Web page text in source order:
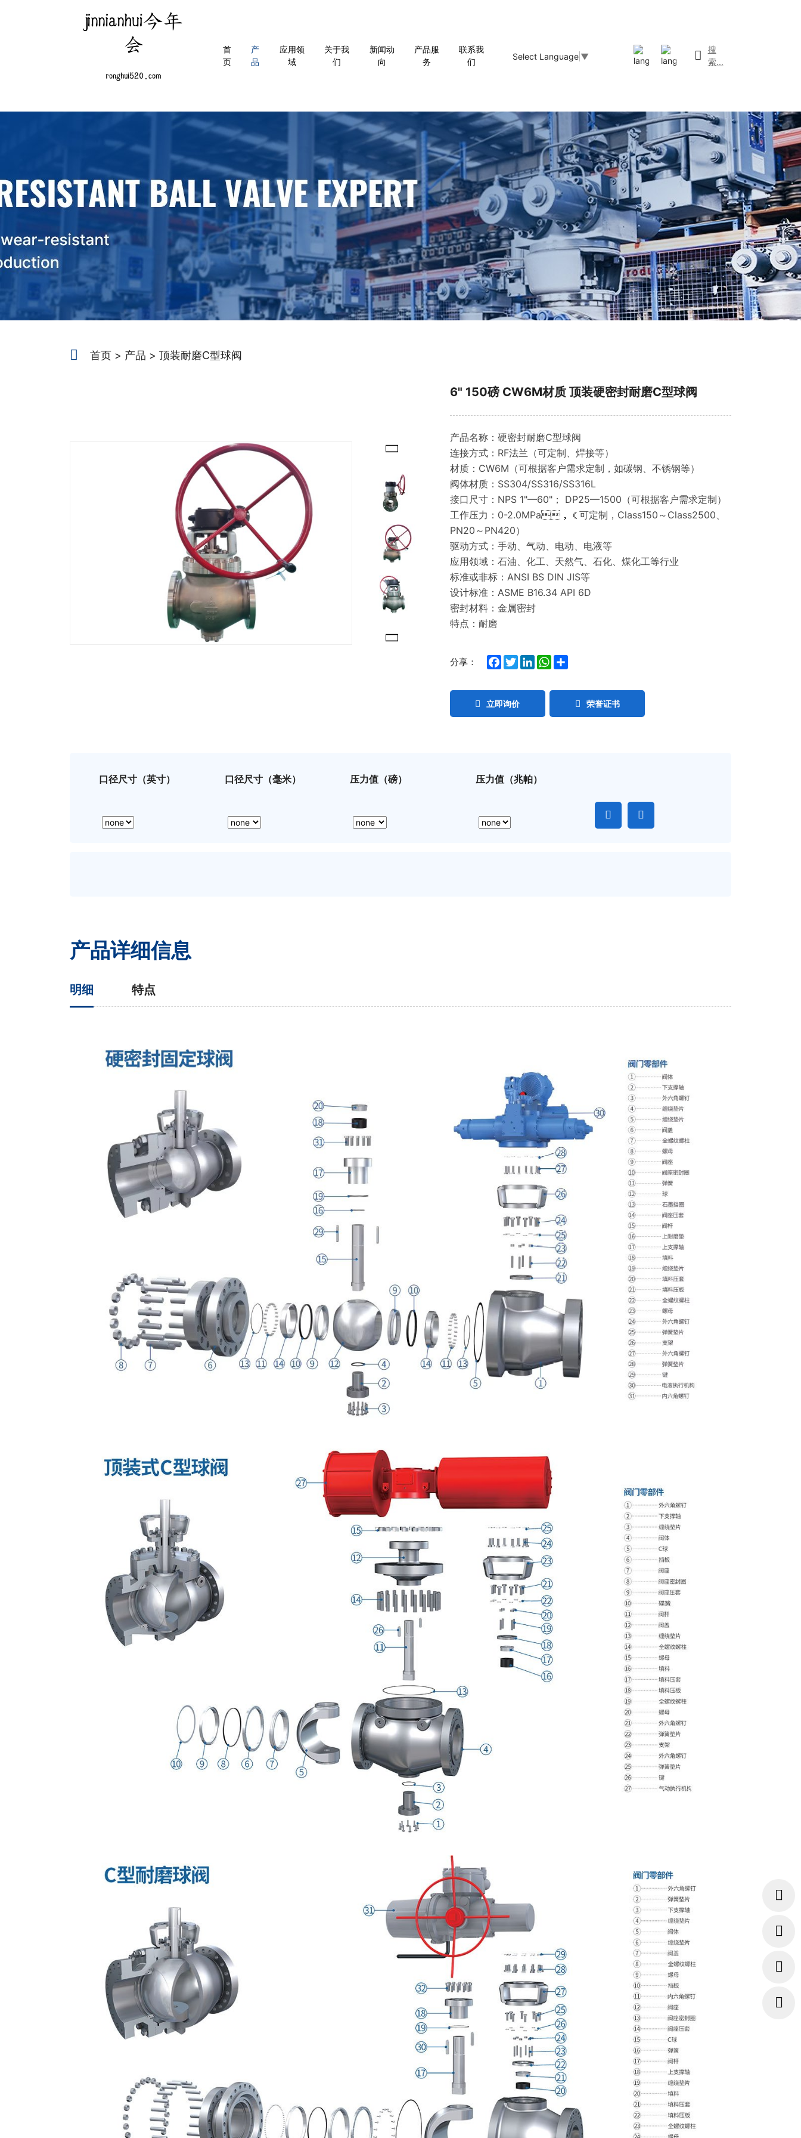
首
页
产
品
应用领
域
关于我
们
新闻动
向
产品服
务
联系我
们
Select Language ▼
搜
索...
首页 产品 顶装耐磨C型球阀
6" 150磅 CW6M材质 顶装硬密封耐磨C型球阀
产品名称：硬密封耐磨C型球阀
连接方式：RF法兰（可定制、焊接等）
材质：CW6M（可根据客户需求定制，如碳钢、不锈钢等）
阀体材质：SS304/SS316/SS316L
接口尺寸：NPS 1"—60"； DP25—1500（可根据客户需求定制）
工作压力：0-2.0MPa，（可定制，Class150～Class2500、
PN20～PN420）
驱动方式：手动、气动、电动、电液等
应用领域：石油、化工、天然气、石化、煤化工等行业
标准或非标：ANSI BS DIN JIS等
设计标准：ASME B16.34 API 6D
密封材料：金属密封
特点：耐磨
分享： Facebook
TwitterLinkedInWhatsApp
立即询价 荣誉证书
压力值（磅） 压力值（兆帕）
口径尺寸（毫米）
口径尺寸（英寸）
产品详细信息
明细 特点